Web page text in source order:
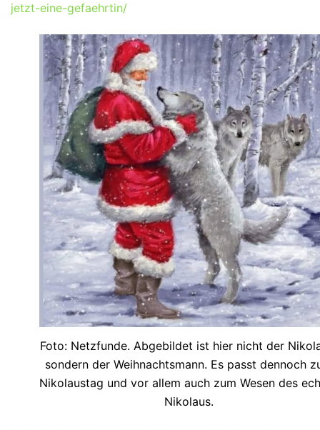
jetzt-eine-gefaehrtin/
Foto: Netzfunde. Abgebildet ist hier nicht der
sondern der Weihnachtsmann. Es passt dennoch
Nikolaustag und vor allem auch zum Wesen des
Nikolaus.